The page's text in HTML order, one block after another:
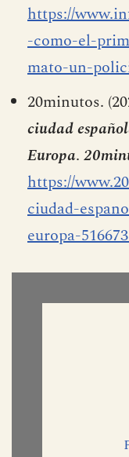
https://
-como-el-
mato-un-
20minutos.
ciudad
Europa.
https://
ciudad-
europa-